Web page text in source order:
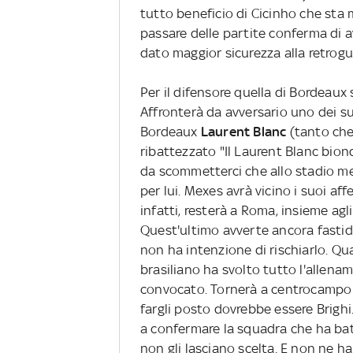
tutto beneficio di Cicinho che sta
passare delle partite conferma di
dato maggior sicurezza alla
Per il difensore quella di
Affronterà da avversario uno dei
Bordeaux Laurent Blanc (tanto
ribattezzato "Il Laurent Blanc
da scommetterci che allo stadio
per lui. Mexes avrà vicino i suoi
infatti, resterà a Roma, insieme
Quest'ultimo avverte ancora
non ha intenzione di rischiarlo.
brasiliano ha svolto tutto
convocato. Tornerà a
fargli posto dovrebbe essere
a confermare la squadra che ha
non gli lasciano scelta. E non ne